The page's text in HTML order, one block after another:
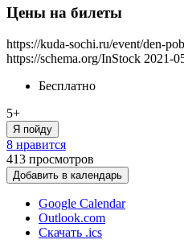
Цены на билеты
https://kuda-sochi.ru/event/den-
https://schema.org/InStock 2021-
Бесплатно
5+
Я пойду
8 нравится
413 просмотров
Добавить в календарь
Google Calendar
Outlook.com
Скачать .ics